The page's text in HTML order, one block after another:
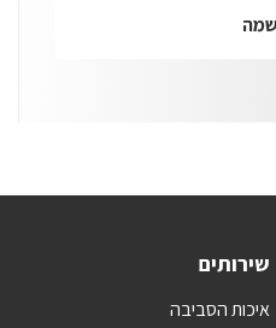
שירותים
איכות הסביבה